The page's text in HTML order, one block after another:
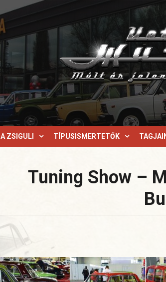
A ZSIGULI TÍPUSISMERTETŐK
Tuning Show –